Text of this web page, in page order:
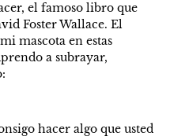
el famoso libro que
Foster Wallace. El
mascota en estas
a subrayar,
hacer algo que usted